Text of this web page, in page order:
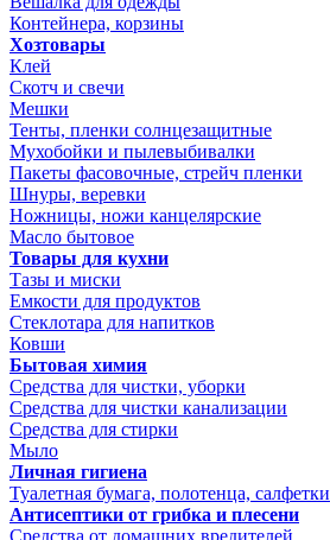
Контейнера, корзины
Хозтовары
Клей
Скотч и свечи
Мешки
Тенты, пленки солнцезащитные
Мухобойки и пылевыбивалки
Пакеты фасовочные, стрейч пленки
Шнуры, веревки
Ножницы, ножи канцелярские
Масло бытовое
Товары для кухни
Тазы и миски
Емкости для продуктов
Стеклотара для напитков
Ковши
Бытовая химия
Средства для чистки, уборки
Средства для чистки канализации
Средства для стирки
Мыло
Личная гигиена
Туалетная бумага, полотенца, салфетки
Антисептики от грибка и плесени
Средства от домашних вредителей